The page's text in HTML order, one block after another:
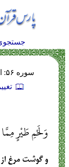
سوره ۵۶: الواقعة - جزء ۲۷ - ترجمه خرمشاهی
وَلَحْمِ طَيْرٍ
و گوشت مرغ از